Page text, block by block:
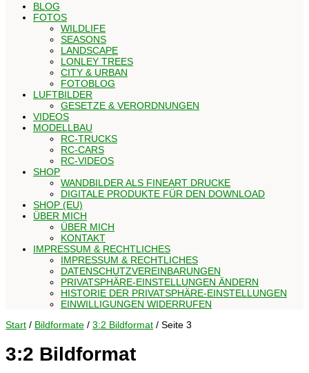
BLOG
FOTOS
WILDLIFE
SEASONS
LANDSCAPE
LONLEY TREES
CITY & URBAN
FOTOBLOG
LUFTBILDER
GESETZE & VERORDNUNGEN
VIDEOS
MODELLBAU
RC-TRUCKS
RC-CARS
RC-VIDEOS
SHOP
WANDBILDER ALS FINEART DRUCKE
DIGITALE PRODUKTE FÜR DEN DOWNLOAD
SHOP (EU)
ÜBER MICH
ÜBER MICH
KONTAKT
IMPRESSUM & RECHTLICHES
IMPRESSUM & RECHTLICHES
DATENSCHUTZVEREINBARUNGEN
PRIVATSPHÄRE-EINSTELLUNGEN ÄNDERN
HISTORIE DER PRIVATSPHÄRE-EINSTELLUNGEN
EINWILLIGUNGEN WIDERRUFEN
Start / Bildformate / 3:2 Bildformat / Seite 3
3:2 Bildformat